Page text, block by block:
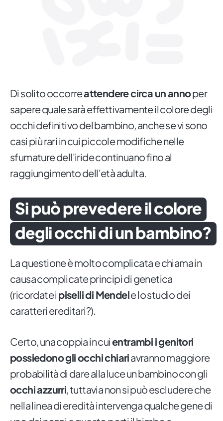
Di solito occorreattendere circa un annoper
sapere quale sarà effettivamente il colore degli
occhi definitivo del bambino, anche se vi sono
casi più rari in cui piccole modifiche nelle
sfumature dell'iride continuano fino al
raggiungimento dell'età adulta.
Si può prevedere il colore
degli occhi di un bambino?
La questione è molto complicata e chiama in
causa complicate principi di genetica
(ricordate i piselli di Mendele lo studio dei
caratteri ereditari?).
Certo, una coppia in cuientrambi i genitori
possiedono gli occhi chiariavranno maggiore
probabilità di dare alla luce un bambino con gli
occhi azzurri, tuttavia non si può escludere che
nella linea di eredità intervenga qualche gene di